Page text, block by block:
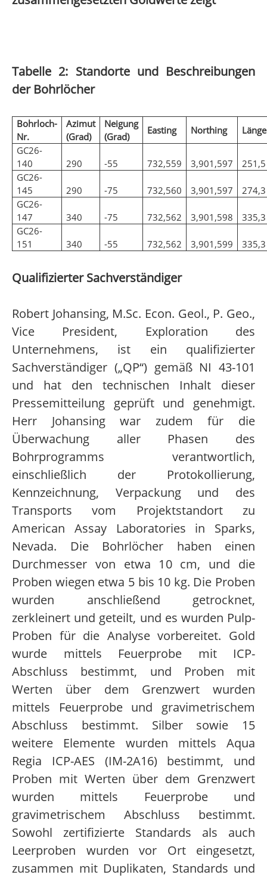
Tabelle 2: Standorte und Beschreibungen
der Bohrlöcher
Bohrloch-
Nr.
Azimut
(Grad)
Neigung
(Grad)
Easting Northing
Länge
GC26-
140
290 -55 732,559 3,901,597
251,5
GC26-
145
290 -75 732,560 3,901,597
274,3
GC26-
147
340 -75 732,562 3,901,598
335,3
GC26-
151
340 -55 732,562 3,901,599 335,3
Qualifizierter Sachverständiger
Robert Johansing, M.Sc. Econ. Geol., P. Geo.,
Vice President, Exploration des
Unternehmens, ist ein qualifizierter
Sachverständiger („QP“) gemäß NI 43-101
und hat den technischen Inhalt dieser
Pressemitteilung geprüft und genehmigt.
Herr Johansing war zudem für die
Überwachung aller Phasen des
Bohrprogramms verantwortlich,
einschließlich der Protokollierung,
Kennzeichnung, Verpackung und des
Transports vom Projektstandort zu
American Assay Laboratories in Sparks,
Nevada. Die Bohrlöcher haben einen
Durchmesser von etwa 10 cm, und die
Proben wiegen etwa 5 bis 10 kg. Die Proben
wurden anschließend getrocknet,
zerkleinert und geteilt, und es wurden Pulp-
Proben für die Analyse vorbereitet. Gold
wurde mittels Feuerprobe mit ICP-
Abschluss bestimmt, und Proben mit
Werten über dem Grenzwert wurden
mittels Feuerprobe und gravimetrischem
Abschluss bestimmt. Silber sowie 15
weitere Elemente wurden mittels Aqua
Regia ICP-AES (IM-2A16) bestimmt, und
Proben mit Werten über dem Grenzwert
wurden mittels Feuerprobe und
gravimetrischem Abschluss bestimmt.
Sowohl zertifizierte Standards als auch
Leerproben wurden vor Ort eingesetzt,
zusammen mit Duplikaten, Standards und